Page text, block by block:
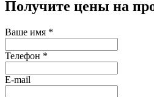
Получите цены на
Ваше имя *
Телефон *
E-mail